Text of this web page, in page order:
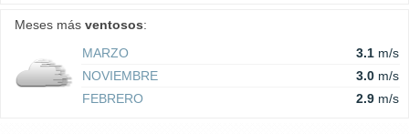
Meses más ventosos:
MARZO
3.1 m/s
NOVIEMBRE
3.0 m/s
FEBRERO
2.9 m/s